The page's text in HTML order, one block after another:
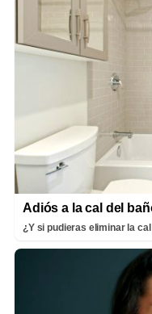
Adiós a la cal del
¿Y si pudieras eliminar la